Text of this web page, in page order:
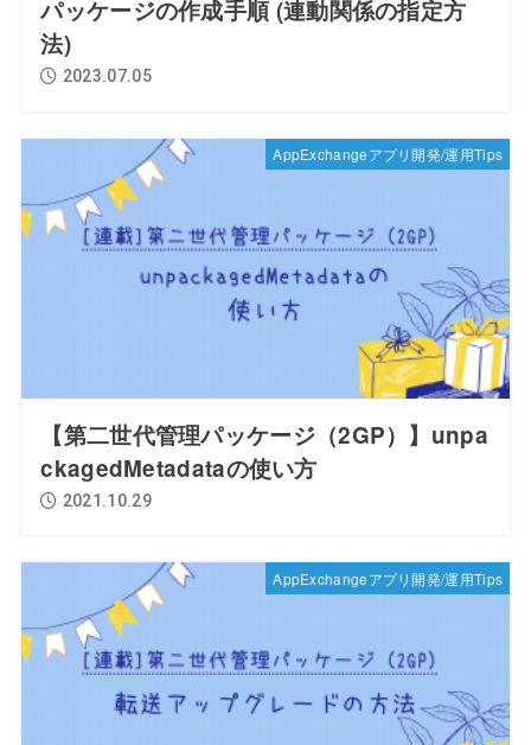
パッケージの作成手順 (連動関係の指定方
法)
2023.07.05
AppExchangeアプリ開発/運用Tips
【第二世代管理パッケージ（2GP）】unpa
ckagedMetadataの使い方
2021.10.29
AppExchangeアプリ開発/運用Tips